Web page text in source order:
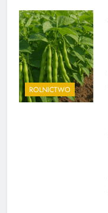
ROLNICTWO